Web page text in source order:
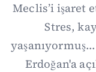
Meclis’i işaret
Stres,
Erdoğan'a